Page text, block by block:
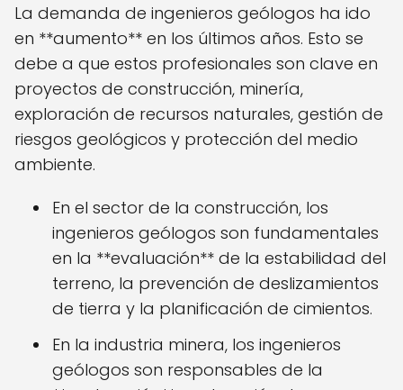
La demanda de ingenieros geólogos ha ido
en **aumento** en los últimos años. Esto se
debe a que estos profesionales son clave en
proyectos de construcción, minería,
exploración de recursos naturales, gestión de
riesgos geológicos y protección del medio
ambiente.
En el sector de la construcción, los
ingenieros geólogos son fundamentales
en la **evaluación** de la estabilidad del
terreno, la prevención de deslizamientos
de tierra y la planificación de cimientos.
En la industria minera, los ingenieros
geólogos son responsables de la